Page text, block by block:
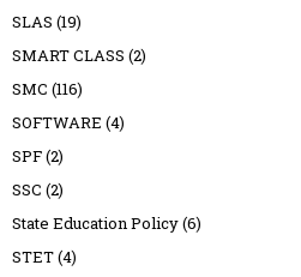
SLAS (19)
SMART CLASS (2)
SMC (116)
SOFTWARE (4)
SPF(2)
SSC (2)
State Education Policy(6)
STET(4)